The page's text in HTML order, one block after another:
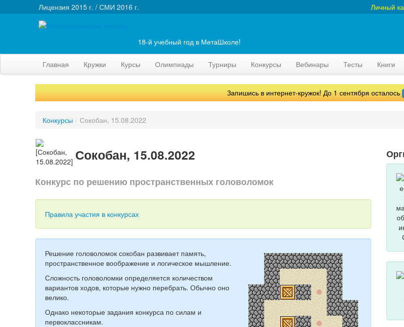
Лицензия 2015 г. / СМИ 2016 г.
Личный
18-й учебный год в МетаШколе!
Главная Кружки Курсы Олимпиады Турниры Конкурсы Вебинары Тесты Книги
Запишись в интернет-кружок! До 1 сентября осталось
Конкурсы / Сокобан, 15.08.2022
Сокобан, 15.08.2022
Конкурс по решению пространственных головоломок
Правила участия в конкурсах
Решение головоломок сокобан развивает память,
пространственное воображение и логическое мышление.
Сложность головоломки определяется количеством
вариантов ходов, которые нужно перебрать. Обычно оно
велико.
Однако некоторые задания конкурса по силам и
первоклассникам.